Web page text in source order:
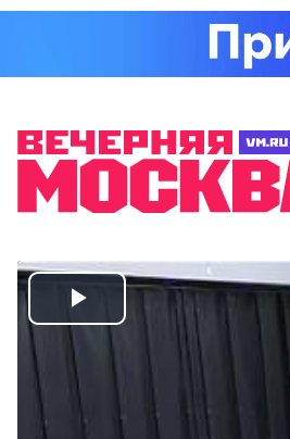
Play
Video